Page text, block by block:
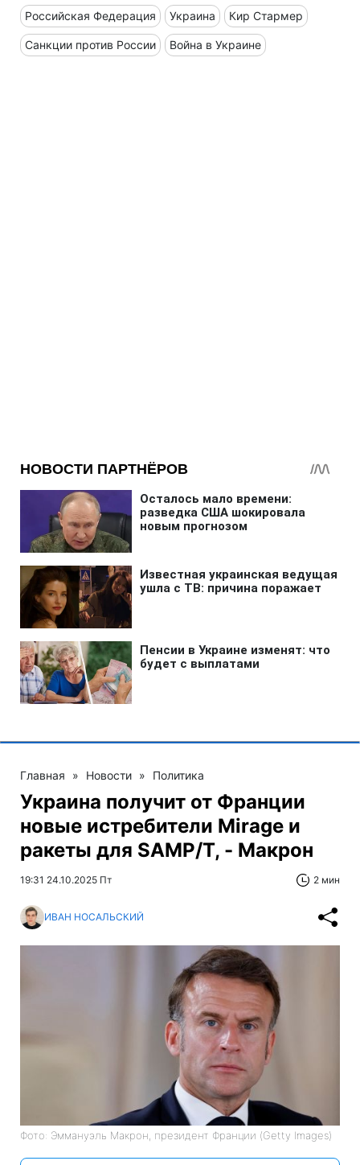
Российская Федерация Украина Кир Стармер
Санкции против России Война в Украине
Главная » Новости » Политика
Украина получит от Франции
новые истребители Mirage и
ракеты для SAMP/T, - Макрон
19:31 24.10.2025 Пт 2 мин
ИВАН НОСАЛЬСКИЙ
Фото: Эммануэль Макрон, президент Франции (Getty Images)